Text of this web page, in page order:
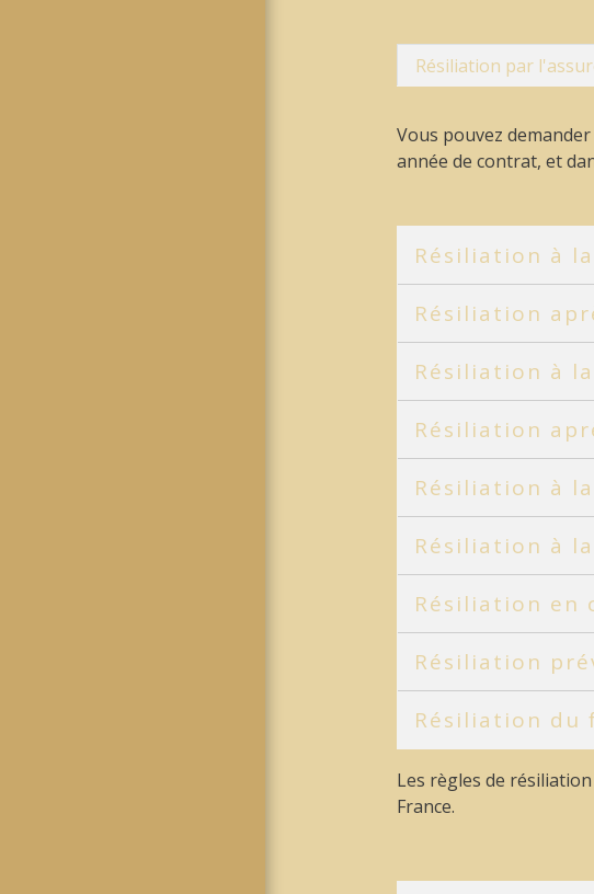
Résiliation par
Vous pouvez
année de contrat, et
Résiliation à
Résiliation
Résiliation à
Résiliation
Résiliation à
Résiliation à
Résiliation en
Résiliation
Résiliation
Les règles de
France.